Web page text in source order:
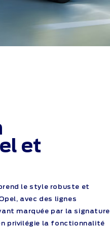
et
le style robuste et
avec des lignes
marquée par la signature
privilégie la fonctionnalité